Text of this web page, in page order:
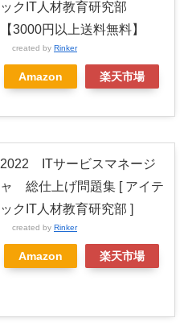
ックIT人材教育研究部
【3000円以上送料無料】
created by Rinker
Amazon 楽天市場
2022 ITサービスマネージ
ャ 総仕上げ問題集 [ アイテ
ックIT人材教育研究部 ]
created by Rinker
Amazon 楽天市場